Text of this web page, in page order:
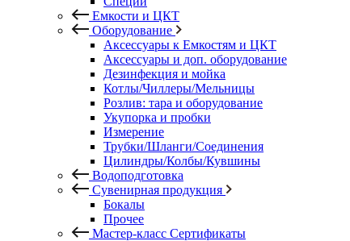
Емкости и ЦКТ
Оборудование
Аксессуары к Емкостям и ЦКТ
Аксессуары и доп. оборудование
Дезинфекция и мойка
Котлы/Чиллеры/Мельницы
Розлив: тара и оборудование
Укупорка и пробки
Измерение
Трубки/Шланги/Соединения
Цилиндры/Колбы/Кувшины
Водоподготовка
Сувенирная продукция
Бокалы
Прочее
Мастер-класс Сертификаты